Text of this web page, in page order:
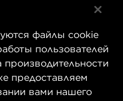
файлы cookie
пользователей
предоставляем
вами нашего